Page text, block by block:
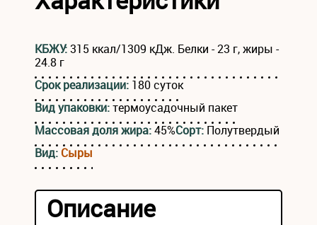
КБЖУ:315 ккал/1309 кДж. Белки - 23 г, жиры -
24.8 г
Срок реализации: 180 суток
Вид упаковки:термоусадочный пакет
Массовая доля жира:45%Сорт: Полутвердый
Вид: Сыры
Описание